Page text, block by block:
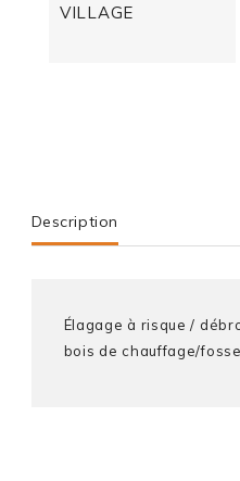
VILLAGE
Description
Élagage à risque /
bois de chauffage/